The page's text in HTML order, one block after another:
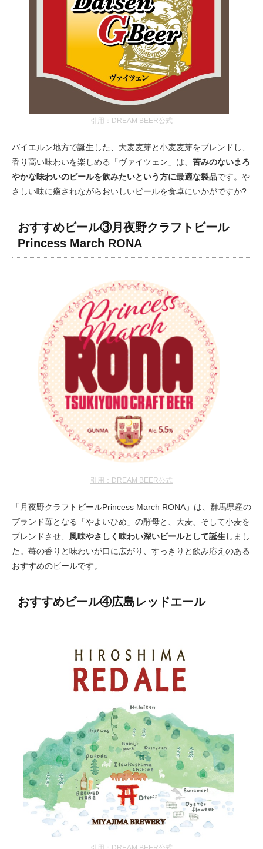
引用：DREAM BEER公式
バイエルン地方で誕生した、大麦麦芽と小麦麦芽をブレンドし、
香り高い味わいを楽しめる「ヴァイツェン」は、 苦みのないまろ
やかな味わいのビールを飲みたいという方に最適な製品です。や
さしい味に癒されながらおいしいビールを食卓にいかがですか?
おすすめビール③月夜野クラフトビール
Princess March RONA
引用：DREAM BEER公式
「月夜野クラフトビールPrincess March RONA」は、群馬県産の
ブランド苺となる「やよいひめ」の酵母と、大麦、そして小麦を
ブレンドさせ、 風味やさしく味わい深いビールとして誕生 しまし
た。苺の香りと味わいが口に広がり、すっきりと飲み応えのある
おすすめのビールです。
おすすめビール④広島レッドエール